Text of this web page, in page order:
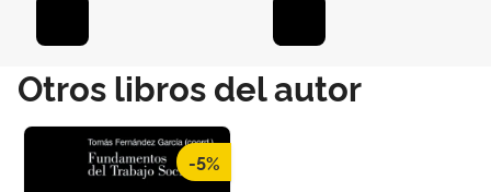
Otros libros del autor
-5%